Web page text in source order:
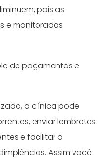
pois as
e monitoradas
de pagamentos e
a clínica pode
enviar lembretes
e facilitar o
Assim você